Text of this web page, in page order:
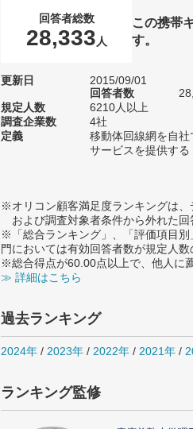
回答者総数
28,333 人
この携帯
す。
更新日
2015/09/01
回答者数
規定人数
6210人以上
調査企業数
4社
定義
移動体回線網を自
サービスを提供する
※オリコン顧客満足度ランキングは、
および調査対象者条件から外れた回
※「総合ランキング」、「評価項目
門においては有効回答者数が規定人
※総合得点が60.00点以上で、他人に
≫ 詳細はこちら
過去ランキング
2024年 / 2023年 / 2022年 / 2021年 /
ランキング監修